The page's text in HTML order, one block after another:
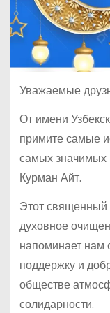
Уважаемые
От имени
примите самые
самых значимых
Курман Айт.
Этот священный
духовное
напоминает нам
поддержку и
обществе
солидарности.